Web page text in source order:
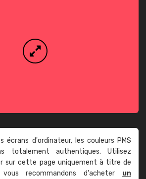
écrans d'ordinateur, les couleurs PMS
totalement authentiques. Utilisez
sur cette page uniquement à titre de
recommandons d'acheter un